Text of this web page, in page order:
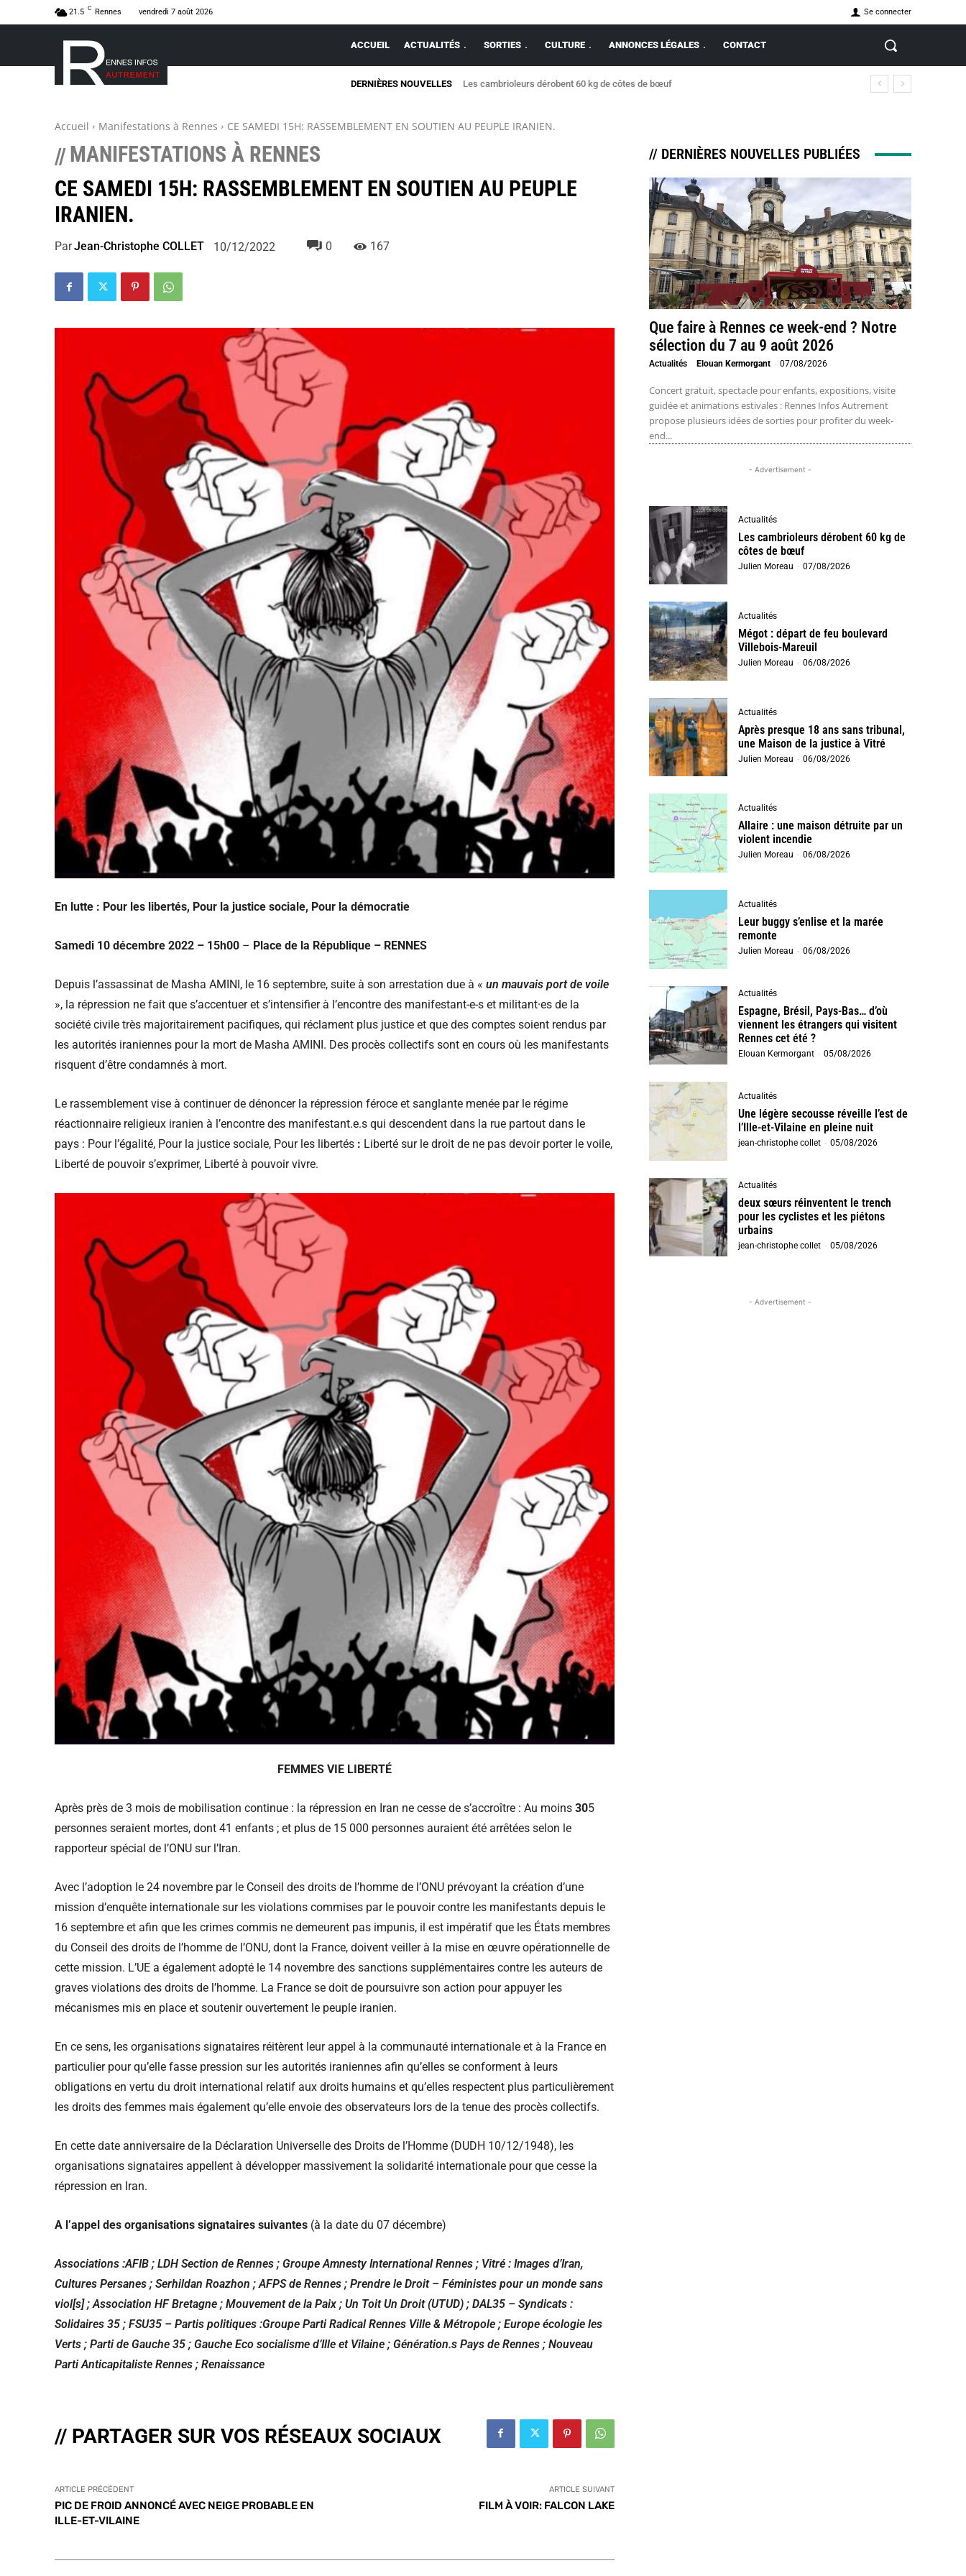
21.5 C Rennes vendredi 7 août 2026 Se connecter
ACCUEIL ACTUALITÉS SORTIES CULTURE ANNONCES LÉGALES CONTACT
DERNIÈRES NOUVELLES Les cambrioleurs dérobent 60 kg de côtes de bœuf
Accueil Manifestations à Rennes CE SAMEDI 15H: RASSEMBLEMENT EN SOUTIEN AU PEUPLE IRANIEN.
//MANIFESTATIONS À RENNES
CE SAMEDI 15H: RASSEMBLEMENT EN SOUTIEN AU PEUPLE
IRANIEN.
ParJean-Christophe COLLET 10/12/2022 0 167
En lutte : Pour les libertés, Pour la justice sociale, Pour la démocratie
Samedi 10 décembre 2022 – 15h00 – Place de la République – RENNES
Depuis l’assassinat de Masha AMINI, le 16 septembre, suite à son arrestation due à « un mauvais port de voile
», la répression ne fait que s’accentuer et s’intensifier à l’encontre des manifestant-e-s et militant·es de la
société civile très majoritairement pacifiques, qui réclament plus justice et que des comptes soient rendus par
les autorités iraniennes pour la mort de Masha AMINI. Des procès collectifs sont en cours où les manifestants
risquent d’être condamnés à mort.
Le rassemblement vise à continuer de dénoncer la répression féroce et sanglante menée par le régime
réactionnaire religieux iranien à l’encontre des manifestant.e.s qui descendent dans la rue partout dans le
pays : Pour l’égalité, Pour la justice sociale, Pour les libertés : Liberté sur le droit de ne pas devoir porter le voile,
Liberté de pouvoir s’exprimer, Liberté à pouvoir vivre.
FEMMES VIE LIBERTÉ
Après près de 3 mois de mobilisation continue : la répression en Iran ne cesse de s’accroître : Au moins 305
personnes seraient mortes, dont 41 enfants ; et plus de 15 000 personnes auraient été arrêtées selon le
rapporteur spécial de l’ONU sur l’Iran.
Avec l’adoption le 24 novembre par le Conseil des droits de l’homme de l’ONU prévoyant la création d’une
mission d’enquête internationale sur les violations commises par le pouvoir contre les manifestants depuis le
16 septembre et afin que les crimes commis ne demeurent pas impunis, il est impératif que les États membres
du Conseil des droits de l’homme de l’ONU, dont la France, doivent veiller à la mise en œuvre opérationnelle de
cette mission. L’UE a également adopté le 14 novembre des sanctions supplémentaires contre les auteurs de
graves violations des droits de l’homme. La France se doit de poursuivre son action pour appuyer les
mécanismes mis en place et soutenir ouvertement le peuple iranien.
En ce sens, les organisations signataires réitèrent leur appel à la communauté internationale et à la France en
particulier pour qu’elle fasse pression sur les autorités iraniennes afin qu’elles se conforment à leurs
obligations en vertu du droit international relatif aux droits humains et qu’elles respectent plus particulièrement
les droits des femmes mais également qu’elle envoie des observateurs lors de la tenue des procès collectifs.
En cette date anniversaire de la Déclaration Universelle des Droits de l’Homme (DUDH 10/12/1948), les
organisations signataires appellent à développer massivement la solidarité internationale pour que cesse la
répression en Iran.
A l’appel des organisations signataires suivantes (à la date du 07 décembre)
Associations :AFIB ; LDH Section de Rennes ; Groupe Amnesty International Rennes ; Vitré : Images d’Iran,
Cultures Persanes ; Serhildan Roazhon ; AFPS de Rennes ; Prendre le Droit – Féministes pour un monde sans
viol[s]; Association HF Bretagne ; Mouvement de la Paix ; Un Toit Un Droit (UTUD) ; DAL35 – Syndicats :
Solidaires 35 ; FSU35 – Partis politiques :Groupe Parti Radical Rennes Ville & Métropole ; Europe écologie les
Verts ; Parti de Gauche 35 ; Gauche Eco socialisme d’Ille et Vilaine ; Génération.s Pays de Rennes ; Nouveau
Parti Anticapitaliste Rennes ; Renaissance
// PARTAGER SUR VOS RÉSEAUX SOCIAUX
ARTICLE PRÉCÉDENT
PIC DE FROID ANNONCÉ AVEC NEIGE PROBABLE EN
ILLE-ET-VILAINE
ARTICLE SUIVANT
FILM À VOIR: FALCON LAKE
// DERNIÈRES NOUVELLES PUBLIÉES
Que faire à Rennes ce week-end ? Notre
sélection du 7 au 9 août 2026
Actualités Elouan Kermorgant - 07/08/2026
Concert gratuit, spectacle pour enfants, expositions, visite
guidée et animations estivales : Rennes Infos Autrement
propose plusieurs idées de sorties pour profiter du week-
end...
- Advertisement -
Actualités
Les cambrioleurs dérobent 60 kg de
côtes de bœuf
Julien Moreau - 07/08/2026
Actualités
Mégot : départ de feu boulevard
Villebois-Mareuil
Julien Moreau - 06/08/2026
Actualités
Après presque 18 ans sans tribunal,
une Maison de la justice à Vitré
Julien Moreau - 06/08/2026
Actualités
Allaire : une maison détruite par un
violent incendie
Julien Moreau - 06/08/2026
Actualités
Leur buggy s’enlise et la marée
remonte
Julien Moreau - 06/08/2026
Actualités
Espagne, Brésil, Pays-Bas… d’où
viennent les étrangers qui visitent
Rennes cet été ?
Elouan Kermorgant - 05/08/2026
Actualités
Une légère secousse réveille l’est de
l’Ille-et-Vilaine en pleine nuit
jean-christophe collet - 05/08/2026
Actualités
deux sœurs réinventent le trench
pour les cyclistes et les piétons
urbains
jean-christophe collet - 05/08/2026
- Advertisement -